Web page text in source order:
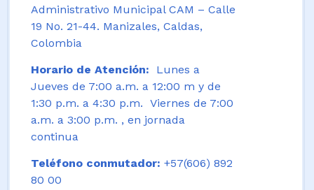
Administrativo Municipal CAM – Calle
19 No. 21-44. Manizales, Caldas,
Colombia
Horario de Atención:
Lunes a
Jueves de 7:00 a.m. a 12:00 m y de
1:30 p.m. a 4:30 p.m. Viernes de 7:00
a.m. a 3:00 p.m. , en jornada
continua
Teléfono conmutador: +57(606) 892
80 00